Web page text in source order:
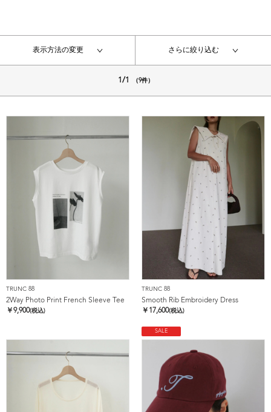
表示方法の変更 さらに絞り込む
1/1 （9件）
TRUNC 88
2Way Photo Print French Sleeve Tee
￥9,900(税込)
TRUNC 88
Smooth Rib Embroidery Dress
￥ 17,600(税込)
SALE